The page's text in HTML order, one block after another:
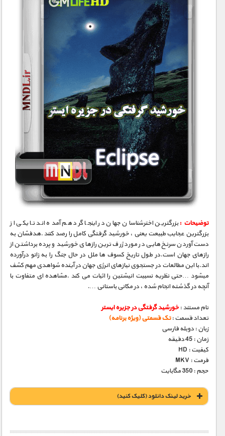
توضیحات : بزرگترین اخترشناسان جهان در اینجا گرد هم آمده اند تا یکی از
بزرگترین عجایب طبیعت یعنی ، خورشید گرفتگی کامل را رصد کنند .هدفشان به
دست آوردن سرنخ هایی در مورد ژرف ترین رازهای خورشید و پرده برداشتن از
رازهای جهان است.در طول تاریخ کسوف ها ملل در حال جنگ را به زانو درآورده
اند.با این مطالعات در جستجوی نیازهای انرژی جهان در آینده شواهدی مهم کشف
میشود …حتی نظریه نسبیت انیشتین را اثبات می کند .مشاهده ای متفاوت با
آنچه در گذشته انجام شده ، در مکانی باستانی ….
نام مستند : خورشید گرفتگی در جزیره ایستر
تعداد قسمت :تک قسمتی (ویژه برنامه)
زبان : دوبله فارسی
زمان : 45 دقیقه
کیفیت : HD
فرمت : MKV
حجم : 350 مگابایت
خريد لينک دانلود (کليک کنيد)